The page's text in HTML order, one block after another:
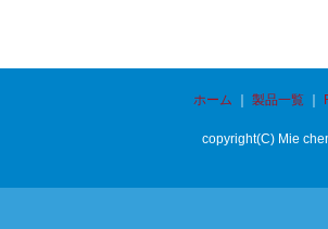
ホーム 製品一覧
copyright(C) Mie